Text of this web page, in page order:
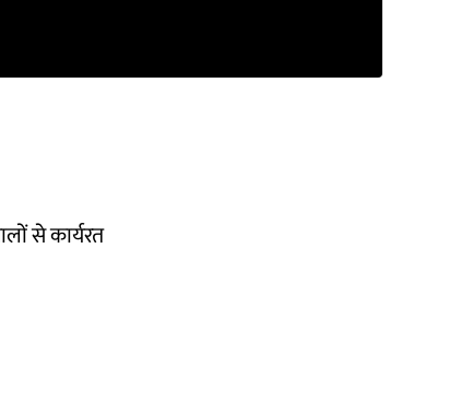
से कार्यरत